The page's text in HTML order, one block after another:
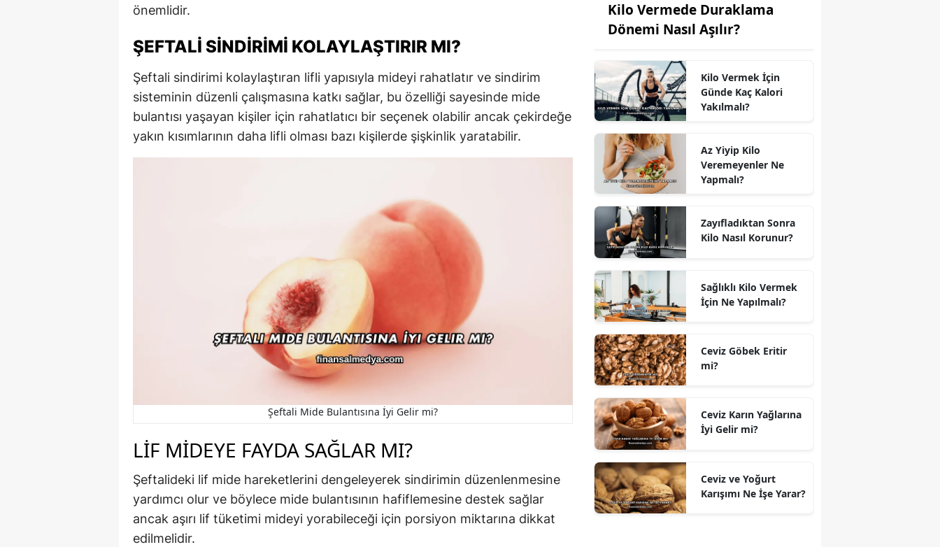
önemlidir.
ŞEFTALI SINDIRIMI KOLAYLAŞTIRIR MI?
Şeftali sindirimi kolaylaştıran lifli yapısıyla mideyi rahatlatır ve sindirim
sisteminin düzenli çalışmasına katkı sağlar, bu özelliği sayesinde mide
bulantısı yaşayan kişiler için rahatlatıcı bir seçenek olabilir ancak çekirdeğe
yakın kısımlarının daha lifli olması bazı kişilerde şişkinlik yaratabilir.
Şeftali Mide Bulantısına İyi Gelir mi?
LIF MIDEYE FAYDA SAĞLAR MI?
Şeftalideki lif mide hareketlerini dengeleyerek sindirimin düzenlenmesine
yardımcı olur ve böylece mide bulantısının hafiflemesine destek sağlar
ancak aşırı lif tüketimi mideyi yorabileceği için porsiyon miktarına dikkat
edilmelidir.
Kilo Vermede Duraklama
Dönemi Nasıl Aşılır?
Kilo Vermek İçin
Günde Kaç Kalori
Yakılmalı?
Az Yiyip Kilo
Veremeyenler Ne
Yapmalı?
Zayıfladıktan Sonra
Kilo Nasıl Korunur?
Sağlıklı Kilo Vermek
İçin Ne Yapılmalı?
Ceviz Göbek Eritir
mi?
Ceviz Karın Yağlarına
İyi Gelir mi?
Ceviz ve Yoğurt
Karışımı Ne İşe Yarar?